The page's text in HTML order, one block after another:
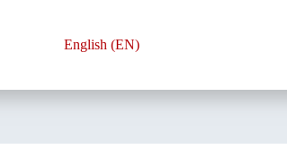
English (EN)